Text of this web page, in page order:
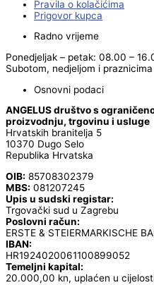
Pravila o kolačićima
Prigovor kupca
Radno vrijeme
Ponedjeljak – petak: 08.00 –
Subotom, nedjeljom i
Osnovni podaci
ANGELUS društvo s
proizvodnju, trgovinu i usluge
Hrvatskih branitelja 5
10370 Dugo Selo
Republika Hrvatska
OIB: 85708302379
MBS: 081207245
Upis u sudski registar:
Trgovački sud u Zagrebu
Poslovni račun:
ERSTE & STEIERMARKISCHE
IBAN:
HR1924020061100899052
Temeljni kapital:
20.000,00 kn, uplaćen u